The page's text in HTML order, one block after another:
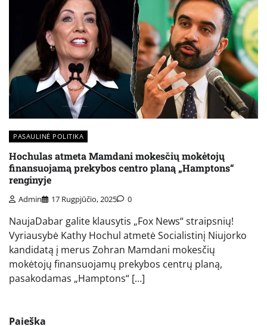
PASAULINĖ POLITIKA
Hochulas atmeta Mamdani mokesčių mokėtojų
finansuojamą prekybos centro planą „Hamptons“
renginyje
Admin 17 Rugpjūčio, 2025 0
NaujaDabar galite klausytis „Fox News“ straipsnių!
Vyriausybė Kathy Hochul atmetė Socialistinį Niujorko
kandidatą į merus Zohran Mamdani mokesčių
mokėtojų finansuojamų prekybos centrų planą,
pasakodamas „Hamptons“ […]
Paieška